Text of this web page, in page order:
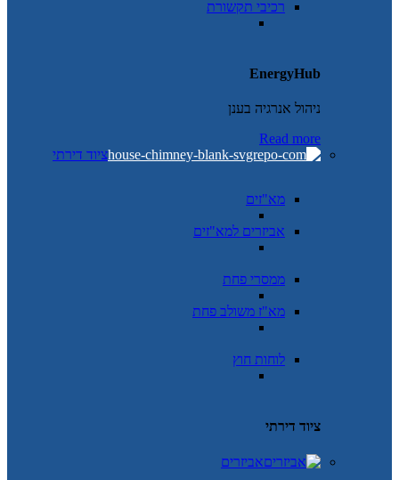
רכיבי תקשורת
EnergyHub
ניהול אנרגיה בענן
Read more
ציוד דירתי
מא"זים
אביזרים למא"זים
ממסרי פחת
מא"ז משולב פחת
לוחות חוץ
ציוד דירתי
אביזרים